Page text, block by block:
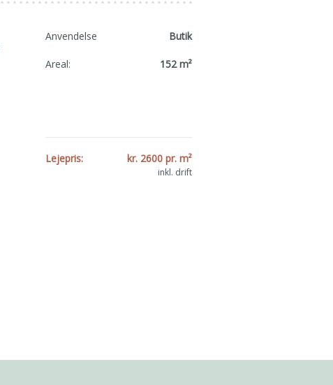
Anvendelse Butik
Areal: 152 m²
Lejepris: kr. 2600 pr. m²
inkl. drift